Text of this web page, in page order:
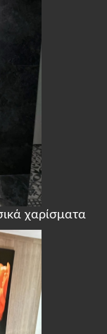
χαρίσματα